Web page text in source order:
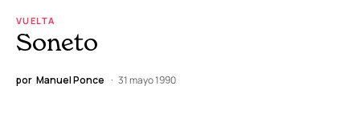
VUELTA
Soneto
por Manuel Ponce 31 mayo 1990